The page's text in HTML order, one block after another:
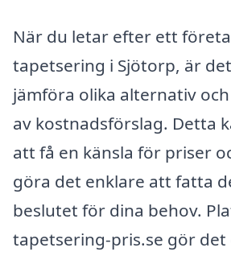
När du letar efter ett
tapetsering i Sjötorp, är
jämföra olika alternativ
av kostnadsförslag. Detta
att få en känsla för priser
göra det enklare att fatta
beslutet för dina behov.
tapetsering-pris.se gör